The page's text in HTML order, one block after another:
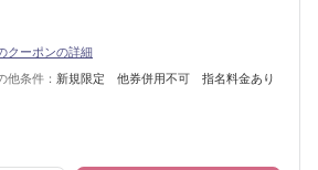
クーポンの詳細
他条件： 新規限定 他券併用不可 指名料金あり